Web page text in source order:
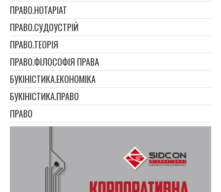
ПРАВО.НОТАРІАТ
ПРАВО.СУДОУСТРІЙ
ПРАВО.ТЕОРІЯ
ПРАВО.ФІЛОСОФІЯ ПРАВА
БУКІНІСТИКА.ЕКОНОМІКА
БУКІНІСТИКА.ПРАВО
ПРАВО